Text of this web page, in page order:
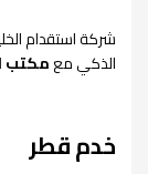
الذكي معمكتب
خدم قطر